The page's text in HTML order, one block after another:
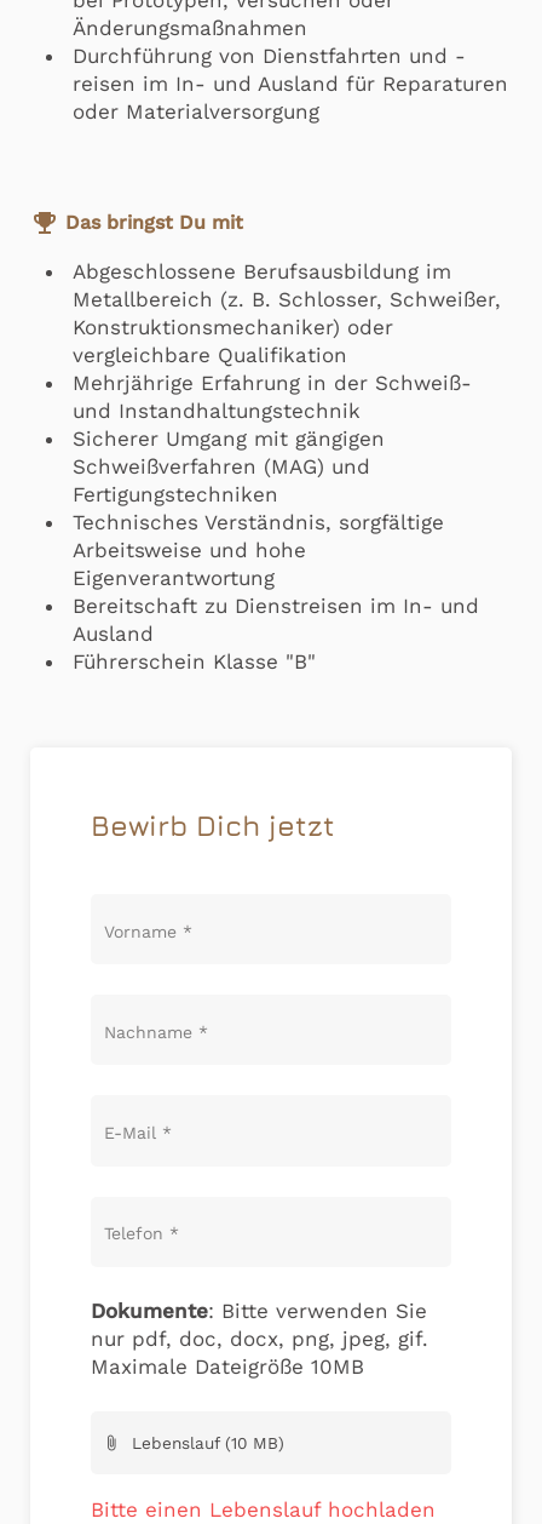
Änderungsmaßnahmen
Durchführung von Dienstfahrten und -
reisen im In- und Ausland für Reparaturen
oder Materialversorgung
emoji_events Das bringst Du mit
Abgeschlossene Berufsausbildung im
Metallbereich (z. B. Schlosser, Schweißer,
Konstruktionsmechaniker) oder
vergleichbare Qualifikation
Mehrjährige Erfahrung in der Schweiß-
und Instandhaltungstechnik
Sicherer Umgang mit gängigen
Schweißverfahren (MAG) und
Fertigungstechniken
Technisches Verständnis, sorgfältige
Arbeitsweise und hohe
Eigenverantwortung
Bereitschaft zu Dienstreisen im In- und
Ausland
Führerschein Klasse "B"
Bewirb Dich jetzt
Vorname *
Nachname *
E-Mail *
Telefon *
Dokumente: Bitte verwenden Sie
nur pdf, doc, docx, png, jpeg, gif.
Maximale Dateigröße 10MB
attach_file Lebenslauf (10 MB)
Bitte einen Lebenslauf hochladen